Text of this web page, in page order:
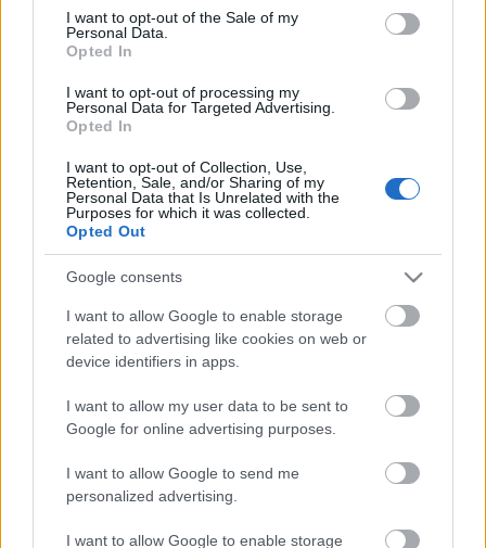
consent section.
I want to opt-out of the Sale of my
Personal Data.
Opted In
I want to opt-out of processing my
Personal Data for Targeted Advertising.
Opted In
I want to opt-out of Collection, Use,
Retention, Sale, and/or Sharing of my
Personal Data that Is Unrelated with the
Purposes for which it was collected.
Opted Out
Google consents
I want to allow Google to enable storage
related to advertising like cookies on web or
device identifiers in apps.
I want to allow my user data to be sent to
Google for online advertising purposes.
I want to allow Google to send me
personalized advertising.
I want to allow Google to enable storage
Hadik András berlini huszárcsínye -
amikor egész Európa nevetett
2021. október 14.
A fiatal magyar királynő, Mária Terézia, egyik
legtehetségesebb tábornoka volt Hadik András, aki
legnagyobb uralkodójának, Nagy Frigyesnek a
bajuszát is. Apja balszerencsés halála után, Mária
Teréziát nehezen ismerték el magyar uralkodónak, s